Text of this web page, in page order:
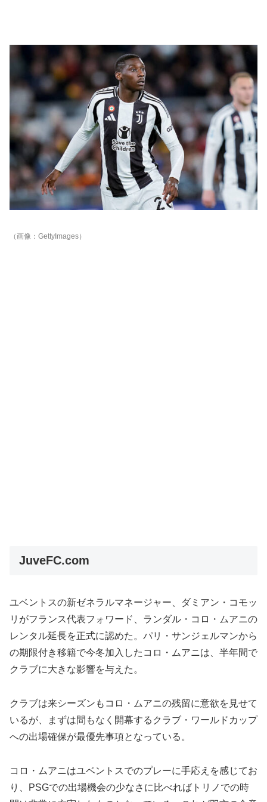
（画像：GettyImages）
JuveFC.com
ユベントスの新ゼネラルマネージャー、ダミアン・コモッ
リがフランス代表フォワード、ランダル・コロ・ムアニの
レンタル延長を正式に認めた。パリ・サンジェルマンから
の期限付き移籍で今冬加入したコロ・ムアニは、半年間で
クラブに大きな影響を与えた。
クラブは来シーズンもコロ・ムアニの残留に意欲を見せて
いるが、まずは間もなく開幕するクラブ・ワールドカップ
への出場確保が最優先事項となっている。
コロ・ムアニはユベントスでのプレーに手応えを感じてお
り、PSGでの出場機会の少なさに比べればトリノでの時